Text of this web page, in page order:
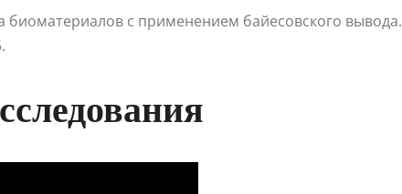
биоматериалов с применением байесовского вывода.